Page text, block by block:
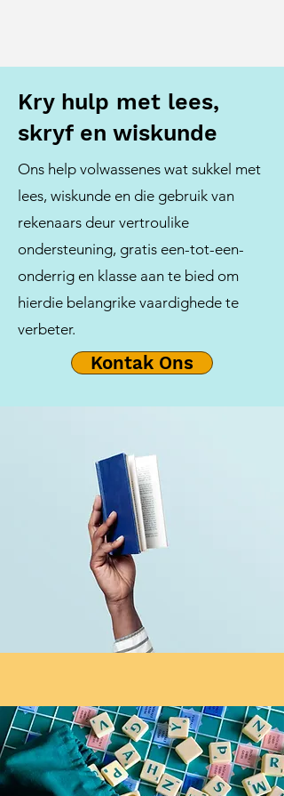
Kry hulp met lees,
skryf en wiskunde
Ons help volwassenes wat sukkel met
lees, wiskunde en die gebruik van
rekenaars deur vertroulike
ondersteuning, gratis een-tot-een-
onderrig en klasse aan te bied om
hierdie belangrike vaardighede te
verbeter.
Kontak Ons